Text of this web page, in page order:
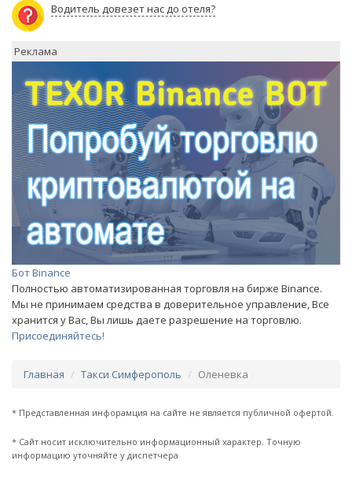
Водитель довезет нас до отеля?
Реклама
Бот Binance
Полностью автоматизированная торговля на бирже Binance.
Мы не принимаем средства в доверительное управление, Все
хранится у Вас, Вы лишь даете разрешение на торговлю.
Присоединяйтесь!
Главная Такси Симферополь Оленевка
* Представленная инфорамция на сайте не является публичной офертой.
* Сайт носит исключительно информационный характер. Точную
информацию уточняйте у диспетчера